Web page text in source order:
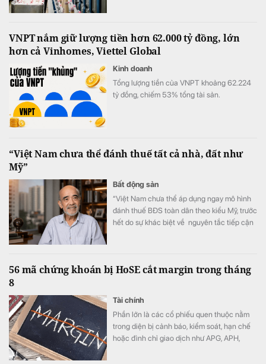
VNPT nắm giữ lượng tiền hơn 62.000 tỷ đồng, lớn
hơn cả Vinhomes, Viettel Global
Kinh doanh
Tổng lượng tiền của VNPT khoảng 62.224
tỷ đồng, chiếm 53% tổng tài sản.
“Việt Nam chưa thể đánh thuế tất cả nhà, đất như
Mỹ”
Bất động sản
“Việt Nam chưa thể áp dụng ngay mô hình
đánh thuế BĐS toàn dân theo kiểu Mỹ, trước
hết do sự khác biệt về nguyên tắc tiếp cận
56 mã chứng khoán bị HoSE cắt margin trong tháng
8
Tài chính
Phần lớn là các cổ phiếu quen thuộc nằm
trong diện bị cảnh báo, kiểm soát, hạn chế
hoặc đình chỉ giao dịch như APG, APH,